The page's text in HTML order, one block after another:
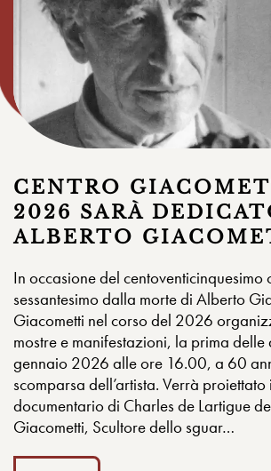
CENTRO
2026 SARÀ
ALBERTO
In occasione del centoventicinquesimo
sessantesimo dalla morte di Alberto
Giacometti nel corso del 2026
mostre e manifestazioni, la prima delle
gennaio 2026 alle ore 16.00, a 60
scomparsa dell’artista. Verrà proiettato
documentario di Charles de Lartigue
Giacometti, Scultore dello sguar…